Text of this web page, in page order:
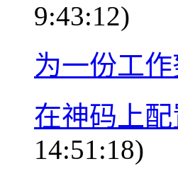
9:43:12)
为一份工
在神码上
14:51:18)